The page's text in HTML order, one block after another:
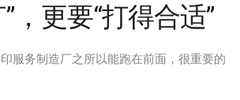
更要“打得合适”
服务制造厂之所以能跑在前面，很重要的